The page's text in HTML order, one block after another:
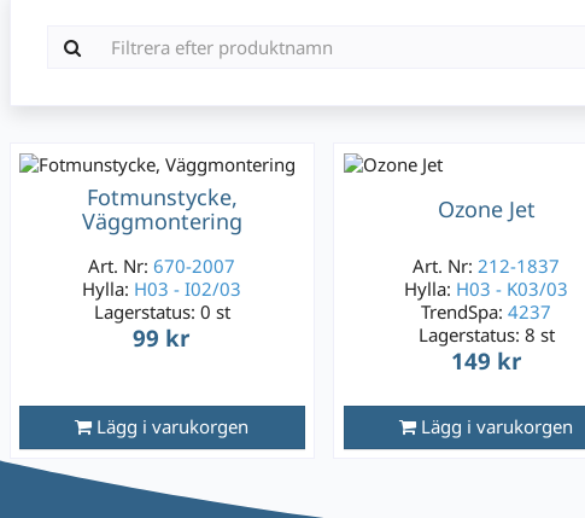
Fotmunstycke,
Väggmontering
Art. Nr:670-2007
Hylla: H03 - I02/03
Lagerstatus: 0 st
99 kr
Lägg i varukorgen
Ozone Jet
Art. Nr:212-1837
Hylla: H03 - K03/03
TrendSpa:4237
Lagerstatus: 8 st
149 kr
Lägg i varukorgen